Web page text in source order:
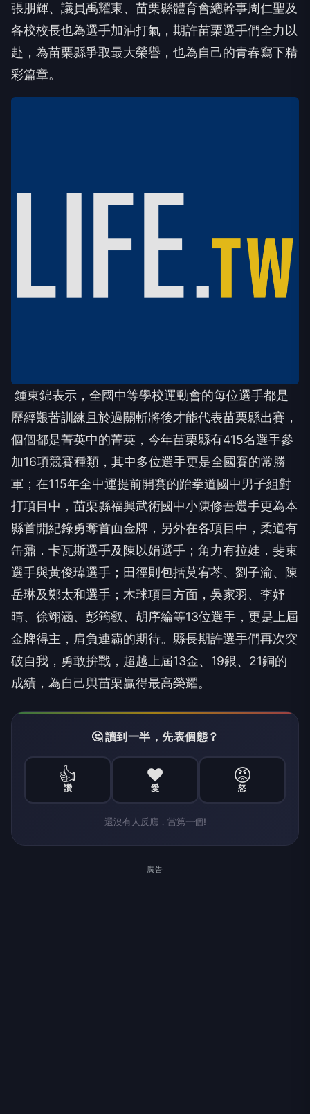
張朋輝、議員禹耀東、苗栗縣體育會總幹事周仁聖及
各校校長也為選手加油打氣，期許苗栗選手們全力以
赴，為苗栗縣爭取最大榮譽，也為自己的青春寫下精
彩篇章。
鍾東錦表示，全國中等學校運動會的每位選手都是
歷經艱苦訓練且於過關斬將後才能代表苗栗縣出賽，
個個都是菁英中的菁英，今年苗栗縣有415名選手參
加16項競賽種類，其中多位選手更是全國賽的常勝
軍；在115年全中運提前開賽的跆拳道國中男子組對
打項目中，苗栗縣福興武術國中小陳修吾選手更為本
縣首開紀錄勇奪首面金牌，另外在各項目中，柔道有
缶鼐．卡瓦斯選手及陳以娟選手；角力有拉娃．斐束
選手與黃俊瑋選手；田徑則包括莫宥芩、劉子渝、陳
岳琳及鄭太和選手；木球項目方面，吳家羽、李妤
晴、徐翊涵、彭筠叡、胡序綸等13位選手，更是上屆
金牌得主，肩負連霸的期待。縣長期許選手們再次突
破自我，勇敢拚戰，超越上屆13金、 19銀、 21銅的
成績，為自己與苗栗贏得最高榮耀。
🤔 讀到一半，先表個態？
👍
讚
❤️
愛
😡
怒
還沒有人反應，當第一個!
廣告